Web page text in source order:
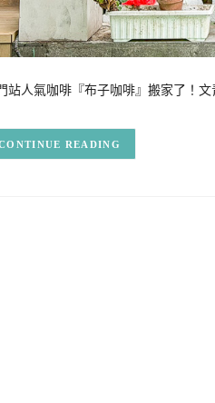
站人氣咖啡『布子咖啡』搬家了！
READING